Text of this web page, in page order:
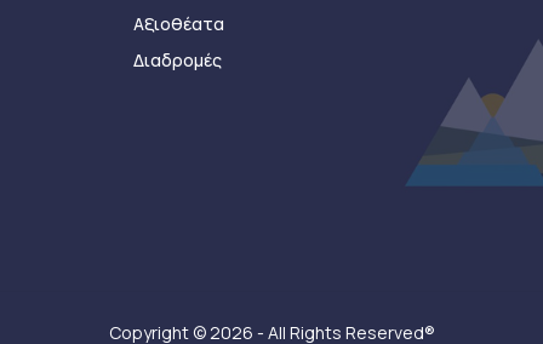
Αξιοθέατα
Διαδρομές
Copyright © 2026 - All Rights Reserved®